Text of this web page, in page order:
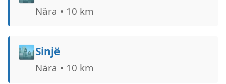
Nära • 10 km
🏙️Sinjë
Nära • 10 km